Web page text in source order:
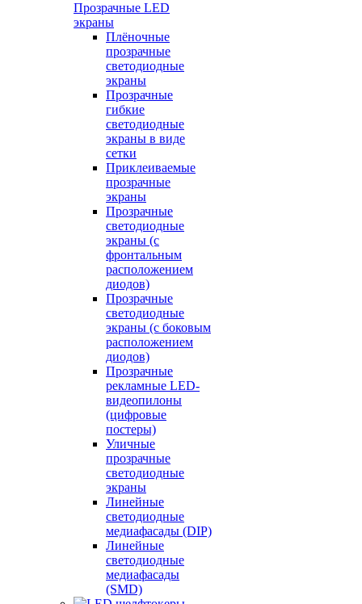
Прозрачные LED
экраны
Плёночные
прозрачные
светодиодные
экраны
Прозрачные
гибкие
светодиодные
экраны в виде
сетки
Приклеиваемые
прозрачные
экраны
Прозрачные
светодиодные
экраны (с
фронтальным
расположением
диодов)
Прозрачные
светодиодные
экраны (с боковым
расположением
диодов)
Прозрачные
рекламные LED-
видеопилоны
(цифровые
постеры)
Уличные
прозрачные
светодиодные
экраны
Линейные
светодиодные
медиафасады (DIP)
Линейные
светодиодные
медиафасады
(SMD)